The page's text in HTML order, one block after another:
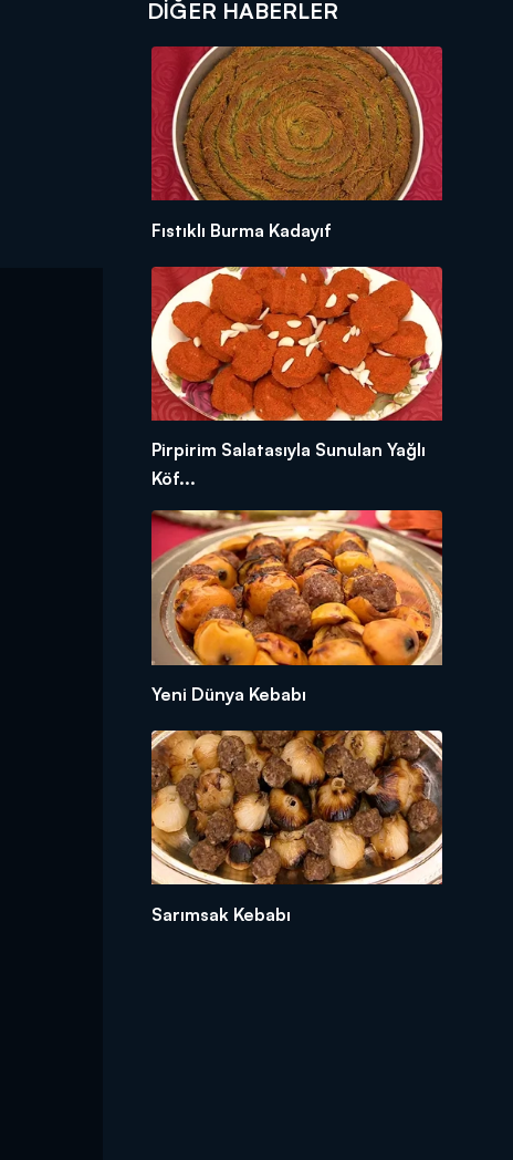
DIĞER HABERLER
Fıstıklı Burma Kadayıf
Pirpirim Salatasıyla Sunulan Yağlı
Köf...
Yeni Dünya Kebabı
Sarımsak Kebabı